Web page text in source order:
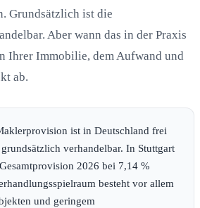
Grundsätzlich ist die
Aber wann das in der Praxis
Ihrer Immobilie, dem Aufwand und
ab.
ist in Deutschland frei
verhandelbar. In Stuttgart
2026 bei 7,14 %
besteht vor allem
und geringem